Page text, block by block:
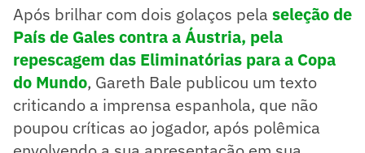
Após brilhar com dois golaços pela seleção de
País de Gales contra a Áustria, pela
repescagem das Eliminatórias para a Copa
do Mundo, Gareth Bale publicou um texto
criticando a imprensa espanhola, que não
poupou críticas ao jogador, após polêmica